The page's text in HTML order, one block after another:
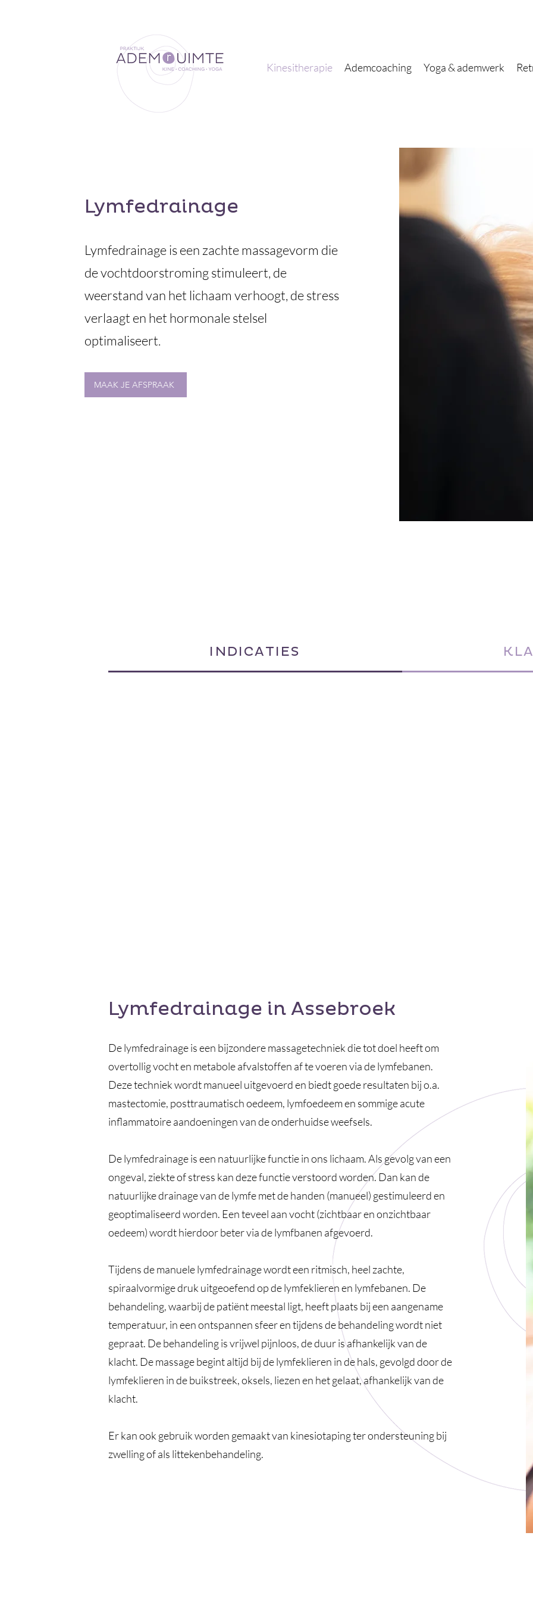
Kinesitherapie Ademcoaching Yoga & ademwerk
Lymfedrainage
Lymfedrainage is een zachte massagevorm die
de vochtdoorstroming stimuleert, de
weerstand van het lichaam verhoogt, de stress
verlaagt en het hormonale stelsel
optimaliseert.
MAAK JE AFSPRAAK
INDICATIES
Lymfedrainage in Assebroek
De lymfedrainage is een bijzondere massagetechniek die tot doel heeft om
overtollig vocht en metabole afvalstoffen af te voeren via de lymfebanen.
Deze techniek wordt manueel uitgevoerd en biedt goede resultaten bij o.a.
mastectomie, posttraumatisch oedeem, lymfoedeem en sommige acute
inflammatoire aandoeningen van de onderhuidse weefsels.
De lymfedrainage is een natuurlijke functie in ons lichaam. Als gevolg van een
ongeval, ziekte of stress kan deze functie verstoord worden. Dan kan de
natuurlijke drainage van de lymfe met de handen (manueel) gestimuleerd en
geoptimaliseerd worden. Een teveel aan vocht (zichtbaar en onzichtbaar
oedeem) wordt hierdoor beter via de lymfbanen afgevoerd.
Tijdens de manuele lymfedrainage wordt een ritmisch, heel zachte,
spiraalvormige druk uitgeoefend op de lymfeklieren en lymfebanen. De
behandeling, waarbij de patiënt meestal ligt, heeft plaats bij een aangename
temperatuur, in een ontspannen sfeer en tijdens de behandeling wordt niet
gepraat. De behandeling is vrijwel pijnloos, de duur is afhankelijk van de
klacht. De massage begint altijd bij de lymfeklieren in de hals, gevolgd door de
lymfeklieren in de buikstreek, oksels, liezen en het gelaat, afhankelijk van de
klacht.
Er kan ook gebruik worden gemaakt van kinesiotaping ter ondersteuning bij
zwelling of als littekenbehandeling.